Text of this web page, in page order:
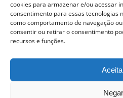
cookies para armazenar e/ou acessar
consentimento para essas tecnologias
como comportamento de navegação
consentir ou retirar o consentimento
recursos e funções.
Negar
Conheça as soluções que
operacional e reduzir o custo
ativos.